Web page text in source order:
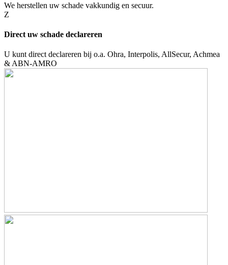
We herstellen uw schade vakkundig en secuur.
Z
Direct uw schade declareren
U kunt direct declareren bij o.a. Ohra, Interpolis, AllSecur, Achmea
& ABN-AMRO